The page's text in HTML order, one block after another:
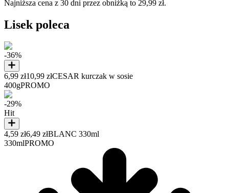
Najniższa cena z 30 dni przez obniżką to 29,99 zł.
Lisek poleca
-36%
6,99 zł10,99 złCESAR kurczak w sosie
400gPROMO
-29%
Hit
4,59 zł6,49 złBLANC 330ml
330mlPROMO